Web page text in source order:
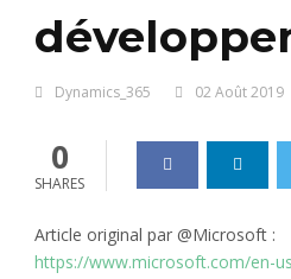
Dynamics_365 02 Août 2019
0
SHARES
Article original par @Microsoft :
https://www.microsoft.com/en-